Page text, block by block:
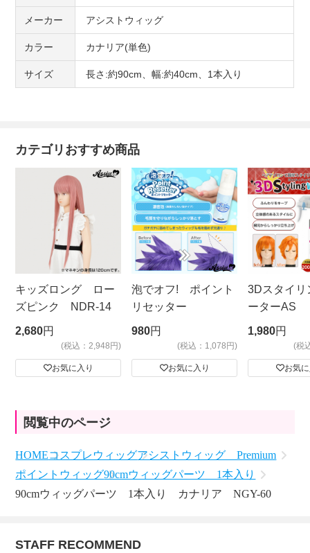
メーカー アシストウィッグ
カラー カナリア(単色)
サイズ 長さ:約90cm、幅:約40cm、1本入り
カテゴリおすすめ商品
キッズロング ロー
ズピンク NDR-14
2,680円
(税込：2,948円)
お気に入り
泡でオフ! ポイント
リセッター
980円
(税込：1,078円)
お気に入り
3Dスタイリ
ーターAS
ビッグサイ
1,980円
(税
お気
閲覧中のページ
HOMEコスプレウィッグアシストウィッグ Premium
ポイントウィッグ90cmウィッグパーツ 1本入り
90cmウィッグパーツ 1本入り カナリア NGY-60
STAFF RECOMMEND